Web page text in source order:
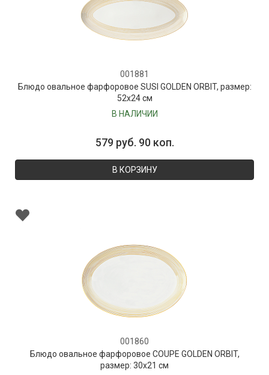
001881
Блюдо овальное фарфоровое SUSI GOLDEN ORBIT, размер:
52х24 см
В НАЛИЧИИ
579 руб. 90 коп.
В КОРЗИНУ
001860
Блюдо овальное фарфоровое COUPE GOLDEN ORBIT,
размер: 30х21 см